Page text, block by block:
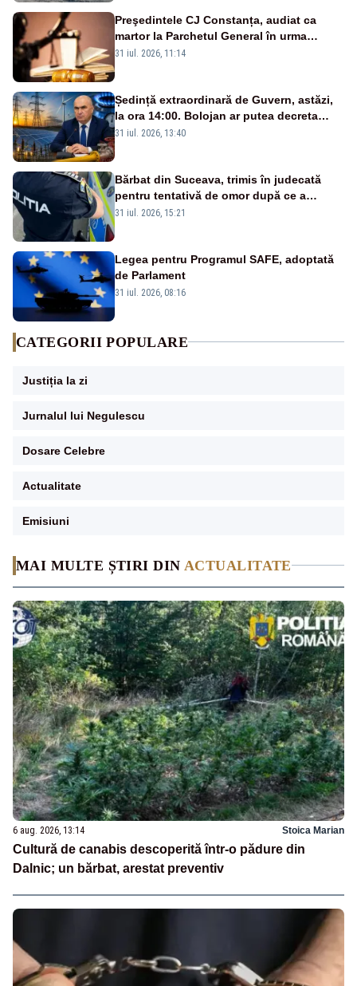
MAI MULTE ȘTIRI DIN ACTUALITATE
6 aug. 2026, 13:14 Stoica Marian
Cultură de canabis descoperită într-o pădure din
Dalnic; un bărbat, arestat preventiv
Preşedintele CJ Constanța, audiat ca
martor la Parchetul General în urma
percheziţiei la firma unde este acţionar
31 iul. 2026, 11:14
Ședință extraordinară de Guvern, astăzi,
la ora 14:00. Bolojan ar putea decreta
stare de urgență energetică
31 iul. 2026, 13:40
Bărbat din Suceava, trimis în judecată
pentru tentativă de omor după ce a
înjunghiat un tânăr în urma unui conflict
31 iul. 2026, 15:21
Legea pentru Programul SAFE, adoptată
de Parlament
31 iul. 2026, 08:16
CATEGORII POPULARE
Justiția la zi
Jurnalul lui Negulescu
Dosare Celebre
Actualitate
Emisiuni